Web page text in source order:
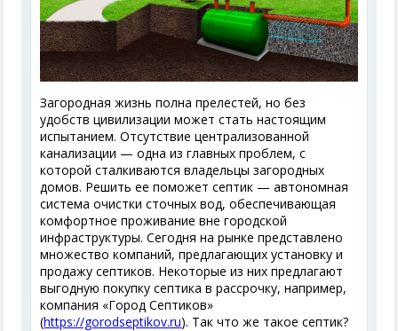
Загородная жизнь полна прелестей, но без
удобств цивилизации может стать настоящим
испытанием. Отсутствие централизованной
канализации — одна из главных проблем, с
которой сталкиваются владельцы загородных
домов. Решить ее поможет септик — автономная
система очистки сточных вод, обеспечивающая
комфортное проживание вне городской
инфраструктуры. Сегодня на рынке представлено
множество компаний, предлагающих установку и
продажу септиков. Некоторые из них предлагают
выгодную покупку септика в рассрочку, например,
компания «Город Септиков»
(https://gorodseptikov.ru). Так что же такое септик?